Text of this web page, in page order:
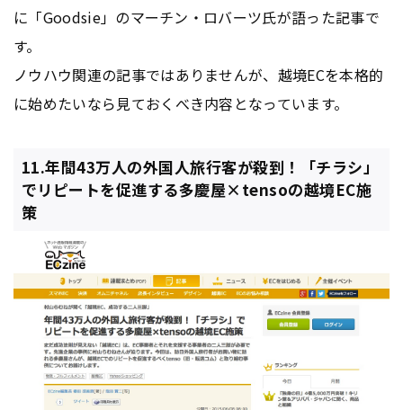
に「Goodsie」のマーチン・ロバーツ氏が語った記事で
す。
ノウハウ関連の記事ではありませんが、越境ECを本格的
に始めたいなら見ておくべき内容となっています。
11.年間43万人の外国人旅行客が殺到！「チラシ」
でリピートを促進する多慶屋×tensoの越境EC施
策